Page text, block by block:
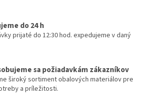
i
e
k
y
v
do 24 h
prijaté do 12:30 hod. expedujeme v daný
sa požiadavkám zákazníkov
široký sortiment obalových materiálov pre
a príležitosti.